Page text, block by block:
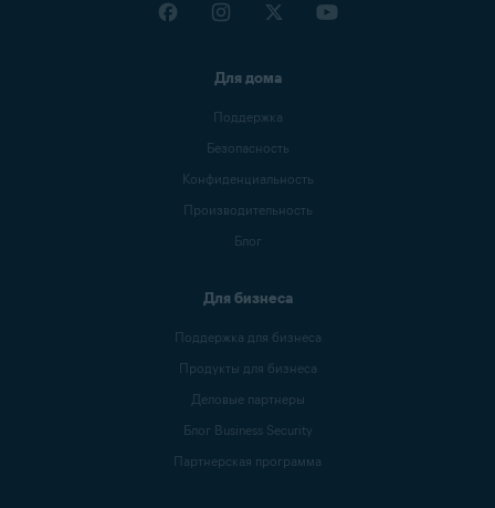
Для дома
Поддержка
Безопасность
Конфиденциальность
Производительность
Блог
Для бизнеса
Поддержка для бизнеса
Продукты для бизнеса
Деловые партнеры
Блог Business Security
Партнерская программа